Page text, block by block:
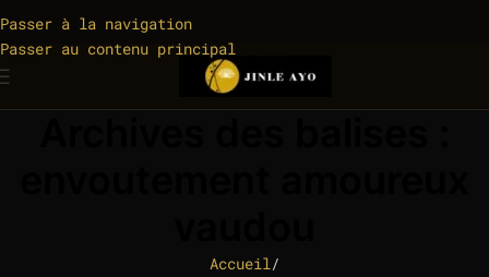
Passer à la navigation
Passer au contenu principal
Accueil/